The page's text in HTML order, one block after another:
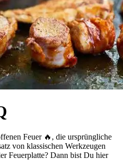
Feuer 🔥, die ursprüngliche
von klassischen Werkzeugen
Feuerplatte? Dann bist Du hier